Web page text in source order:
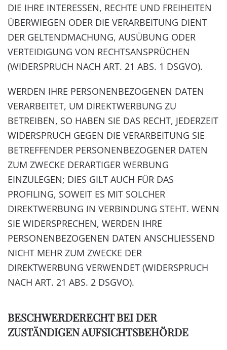
DIE IHRE INTERESSEN, RECHTE UND FREIHEITEN
ÜBERWIEGEN ODER DIE VERARBEITUNG DIENT
DER GELTENDMACHUNG, AUSÜBUNG ODER
VERTEIDIGUNG VON RECHTSANSPRÜCHEN
(WIDERSPRUCH NACH ART. 21 ABS. 1 DSGVO).
WERDEN IHRE PERSONENBEZOGENEN DATEN
VERARBEITET, UM DIREKTWERBUNG ZU
BETREIBEN, SO HABEN SIE DAS RECHT, JEDERZEIT
WIDERSPRUCH GEGEN DIE VERARBEITUNG SIE
BETREFFENDER PERSONENBEZOGENER DATEN
ZUM ZWECKE DERARTIGER WERBUNG
EINZULEGEN; DIES GILT AUCH FÜR DAS
PROFILING, SOWEIT ES MIT SOLCHER
DIREKTWERBUNG IN VERBINDUNG STEHT. WENN
SIE WIDERSPRECHEN, WERDEN IHRE
PERSONENBEZOGENEN DATEN ANSCHLIESSEND
NICHT MEHR ZUM ZWECKE DER
DIREKTWERBUNG VERWENDET (WIDERSPRUCH
NACH ART. 21 ABS. 2 DSGVO).
BESCHWERDE­RECHT BEI DER
ZUSTÄNDIGEN AUFSICHTS­BEHÖRDE